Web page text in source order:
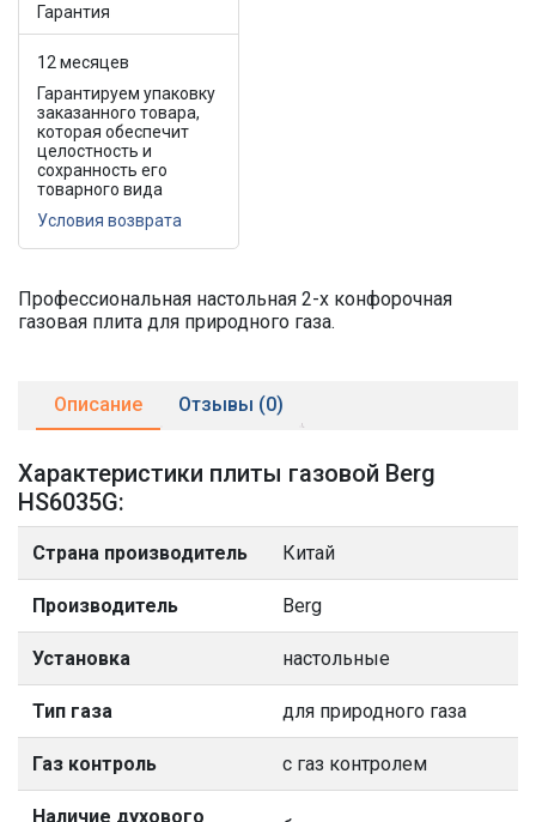
Гарантия
12 месяцев
Гарантируем упаковку
заказанного товара,
которая обеспечит
целостность и
сохранность его
товарного вида
Условия возврата
Профессиональная настольная 2-х конфорочная
газовая плита для природного газа.
Описание Отзывы (0)
Характеристики плиты газовой Berg
HS6035G:
Страна производитель Китай
Производитель Berg
Установка настольные
Тип газа для природного газа
Газ контроль с газ контролем
Наличие духового